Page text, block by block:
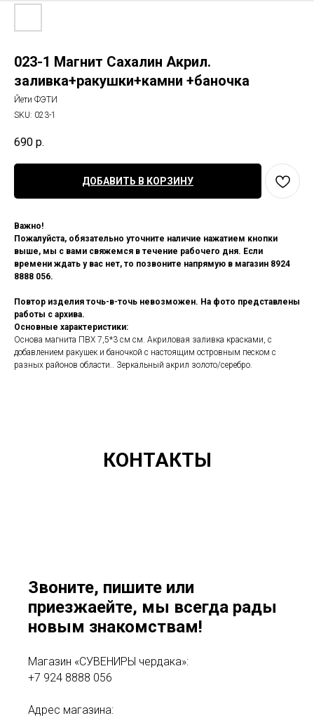
023-1 Магнит Сахалин Акрил.
заливка+ракушки+камни +баночка
Йети ФЭТИ
SKU: 023-1
690 р.
ДОБАВИТЬ В КОРЗИНУ
Важно!
Пожалуйста, обязательно уточните наличие нажатием кнопки
выше, мы с вами свяжемся в течение рабочего дня. Если
времени ждать у вас нет, то позвоните напрямую в магазин 8924
8888 056.
Повтор изделия точь-в-точь невозможен. На фото представлены
работы с архива.
Основные характеристики:
Основа магнита ПВХ 7,5*3 см см. Акриловая заливка красками, с
добавлением ракушек и баночкой с настоящим островным песком с
разных районов области.. Зеркальный акрил золото/серебро.
КОНТАКТЫ
Звоните, пишите или
приезжаейте, мы всегда рады
новым знакомствам!
Магазин «СУВЕНИРЫ чердака»:
+7 924 8888 056
Адрес магазина: